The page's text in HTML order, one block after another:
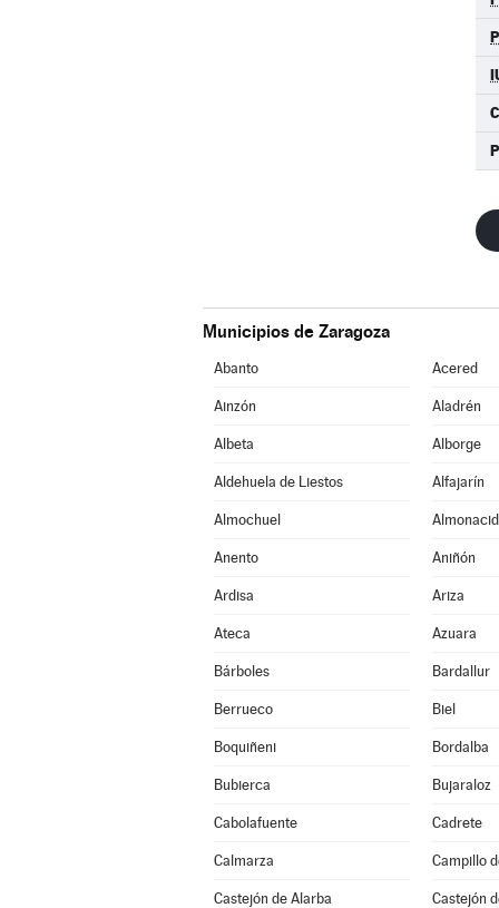
Municipios de Zaragoza
Abanto Acered
Ainzón Aladrén
Albeta Alborge
Aldehuela de Liestos Alfajarín
Almochuel
Anento Aniñón
Ardisa Ariza
Ateca Azuara
Bárboles Bardallur
Berrueco Biel
Boquiñeni Bordalba
Bubierca Bujaraloz
Cabolafuente Cadrete
Calmarza Campillo
Castejón de Alarba Castejón